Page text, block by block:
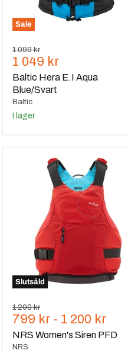
Sale
Ursprungspris
1 099 kr
Nuvarande
pris
1 049 kr
Baltic Hera E.I Aqua
Blue/Svart
Baltic
I lager
Slutsåld
Women's
Ursprungspris
1 200 kr
799 kr - 1 200 kr
NRS Women's Siren PFD
NRS